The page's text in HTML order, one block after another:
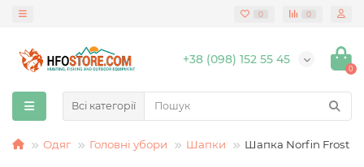
0 0
+38 (098) 152 55 45
0
Всі категорії
Одяг Головні убори Шапки Шапка Norfin Frost